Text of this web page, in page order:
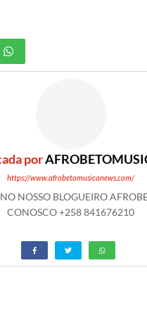
por
https://www.afrobetomusicanews.com/
NOSSO BLOGUEIRO
CONOSCO +258 841676210